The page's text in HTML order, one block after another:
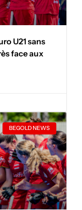
U21 sans
face aux
BEGOLD NEWS